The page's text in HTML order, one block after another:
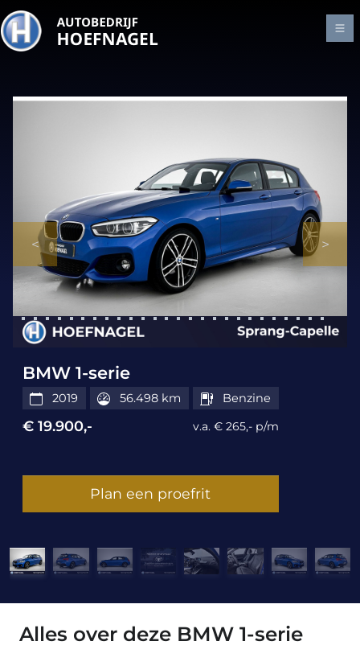
BMW 1-serie
2019 56.498 km Benzine
€ 19.900,- v.a. € 265,- p/m
Plan een proefrit
Alles over deze BMW 1-serie